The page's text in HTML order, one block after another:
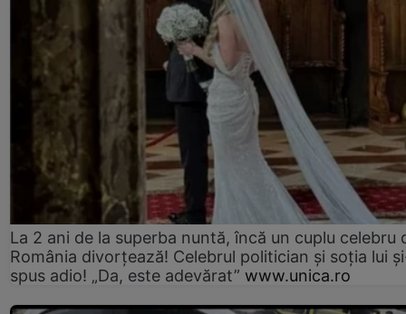
La 2 ani de la superba nuntă, încă un cuplu celebru
România divorțează! Celebrul politician și soția lui
spus adio! „Da, este adevărat” www.unica.ro